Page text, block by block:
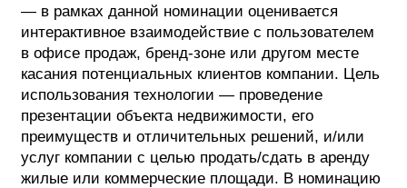
— в рамках данной номинации оценивается
интерактивное взаимодействие с пользователем
в офисе продаж, бренд-зоне или другом месте
касания потенциальных клиентов компании. Цель
использования технологии — проведение
презентации объекта недвижимости, его
преимуществ и отличительных решений, и/или
услуг компании с целью продать/сдать в аренду
жилые или коммерческие площади. В номинацию